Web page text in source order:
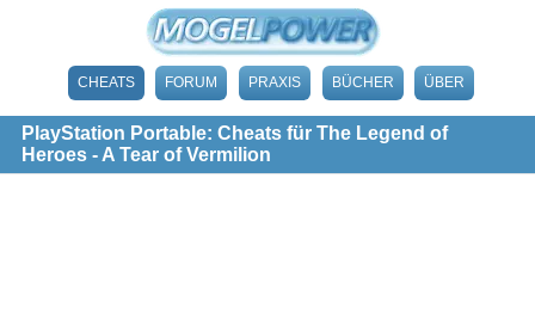
CHEATS FORUM PRAXIS BÜCHER ÜBER
PlayStation Portable: Cheats für The Legend of
Heroes - A Tear of Vermilion